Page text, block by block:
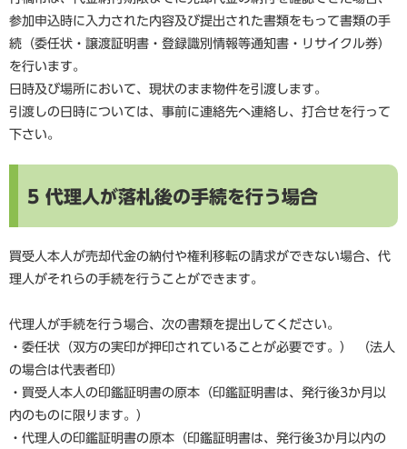
参加申込時に入力された内容及び提出された書類をもって書類の手
続（委任状・譲渡証明書・登録識別情報等通知書・リサイクル券）
を行います。
日時及び場所において、現状のまま物件を引渡します。
引渡しの日時については、事前に連絡先へ連絡し、打合せを行って
下さい。
5 代理人が落札後の手続を行う場合
買受人本人が売却代金の納付や権利移転の請求ができない場合、代
理人がそれらの手続を行うことができます。
代理人が手続を行う場合、次の書類を提出してください。
・委任状（双方の実印が押印されていることが必要です。） （法人
の場合は代表者印）
・買受人本人の印鑑証明書の原本（印鑑証明書は、発行後3か月以
内のものに限ります。）
・代理人の印鑑証明書の原本（印鑑証明書は、発行後3か月以内の